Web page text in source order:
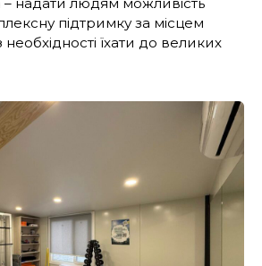
підтримку за місцем
їхати до великих